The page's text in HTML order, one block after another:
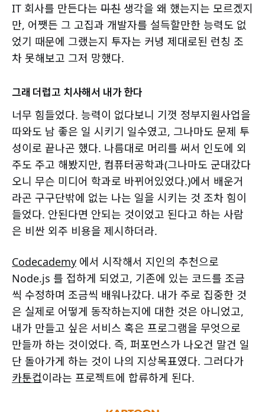
IT 회사를 만든다는 미친 생각을 왜 했는지는 모르겠지
만, 어쨋든 그 고집과 개발자를 설득할만한 능력도 없
었기 때문에 그랬는지 투자는 커녕 제대로된 런칭 조
차 못해보고 그저 망했다.
그래 더럽고 치사해서 내가 한다
너무 힘들었다. 능력이 없다보니 기껏 정부지원사업을
따와도 남 좋은 일 시키기 일수였고, 그나마도 문제 투
성이로 끝나곤 했다. 나름대로 머리를 써서 인도에 외
주도 주고 해봤지만, 컴퓨터공학과(그나마도 군대갔다
오니 무슨 미디어 학과로 바뀌어있었다.)에서 배운거
라곤 구구단밖에 없는 나는 일을 시키는 것 조차 힘이
들었다. 안된다면 안되는 것이었고 된다고 하는 사람
은 비싼 외주 비용을 제시하더라.
Codecademy 에서 시작해서 지인의 추천으로
Node.js 를 접하게 되었고, 기존에 있는 코드를 조금
씩 수정하며 조금씩 배워나갔다. 내가 주로 집중한 것
은 실제로 어떻게 동작하는지에 대한 것은 아니었고,
내가 만들고 싶은 서비스 혹은 프로그램을 무엇으로
만들까 하는 것이었다. 즉, 퍼포먼스가 나오건 말건 일
단 돌아가게 하는 것이 나의 지상목표였다. 그러다가
카툰컵이라는 프로젝트에 합류하게 된다.